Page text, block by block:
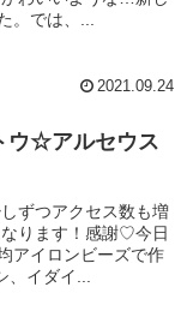
。では、...
2021.09.24
ウ☆アルセウス
ずつアクセス数も増
ります！感謝♡今日
アイロンビーズで作
、イダイ...